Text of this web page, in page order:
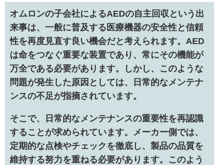
オムロンの子会社によるAEDの自主回収という出
来事は、一般に普及する医療機器の安全性と信頼
性を再度見直す良い機会だと考えられます。AED
は命をつなぐ重要な装置であり、常にその機能が
万全である必要があります。しかし、このような
問題が発生した原因としては、日常的なメンテナ
ンスの不足が指摘されています。
そこで、日常的なメンテナンスの重要性を再認識
することが求められています。メーカー側では、
定期的な点検やチェックを徹底し、製品の品質を
維持する努力を重ねる必要があります。このよう